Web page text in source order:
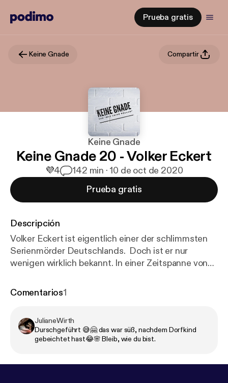
Prueba gratis
Keine Gnade Compartir
Keine Gnade
Keine Gnade 20 - Volker Eckert
💜4 142 min · 10 de oct de 2020
Prueba gratis
Descripción
Volker Eckert ist eigentlich einer der schlimmsten
Serienmörder Deutschlands. Doch ist er nur
wenigen wirklich bekannt. In einer Zeitspanne von
Anzahl an Frauen in fast ganz Europa. Seine
Comentarios1
JulianeWirth
Durschgeführt 😅🤗 das war süß, nachdem Dorfkind
gebeichtet hast😂🌸 Bleib, wie du bist.